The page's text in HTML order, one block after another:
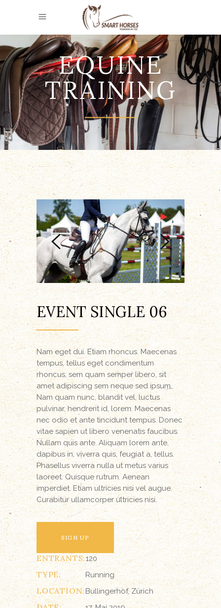
EQUINE
TRAINING
EVENT SINGLE 06
Nam eget dui. Etiam rhoncus. Maecenas
tempus, tellus eget condimentum
rhoncus, sem quam semper libero, sit
amet adipiscing sem neque sed ipsum.
Nam quam nunc, blandit vel, luctus
pulvinar, hendrerit id, lorem. Maecenas
nec odio et ante tincidunt tempus. Donec
vitae sapien ut libero venenatis faucibus.
Nullam quis ante. Aliquam lorem ante,
dapibus in, viverra quis, feugiat a, tellus.
Phasellus viverra nulla ut metus varius
laoreet. Quisque rutrum. Aenean
imperdiet. Etiam ultricies nisi vel augue.
Curabitur ullamcorper ultricies nisi.
SIGN UP
ENTRANTS:120
TYPE: Running
LOCATION:Bullingerhof, Zürich